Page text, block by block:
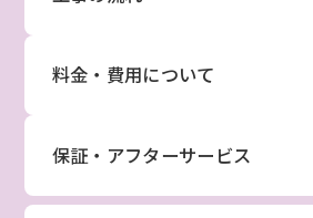
料金・費用について
保証・アフターサービス